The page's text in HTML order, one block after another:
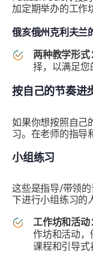
加定期举办的工作
俄亥俄州克利夫兰
两种教学形
择，以满足您
按自己的节奏进
如果你想按照自己
习。在老师的指导
小组练习
这些是指导/带领
下进行小组练习的
工作坊和活动
作坊和活动，
课程和引导式